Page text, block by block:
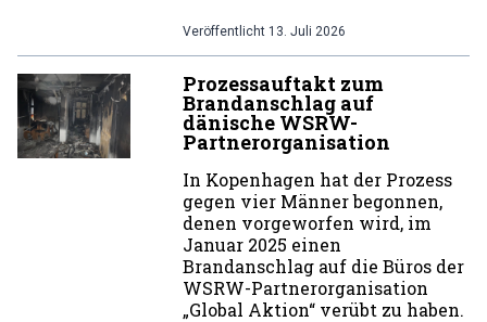
Veröffentlicht 13. Juli 2026
Prozessauftakt zum
Brandanschlag auf
dänische WSRW-
Partnerorganisation
In Kopenhagen hat der Prozess
gegen vier Männer begonnen,
denen vorgeworfen wird, im
Januar 2025 einen
Brandanschlag auf die Büros der
WSRW-Partnerorganisation
„Global Aktion“ verübt zu haben.